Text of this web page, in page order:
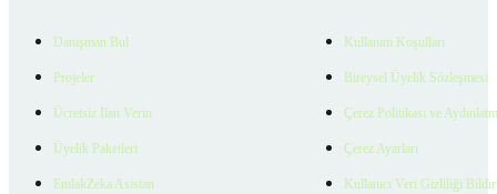
Danışman Bul
Projeler
Ücretsiz İlan Verin
Üyelik Paketleri
EmlakZeka Asistan
Kullanım Koşulları
Bireysel Üyelik Sözleşmesi
Çerez Politikası ve
Çerez Ayarları
Kullanıcı Veri Gizliliği